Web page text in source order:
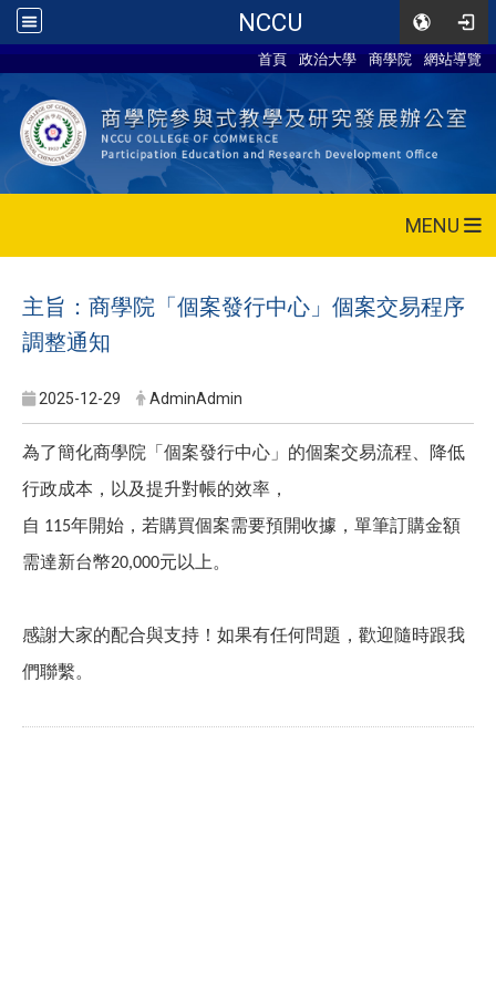
NCCU
首頁 政治大學 商學院 網站導覽
MENU
主旨：商學院「個案發行中心」個案交易程序
調整通知
2025-12-29 AdminAdmin
為了簡化商學院「個案發行中心」的個案交易流程、降低
行政成本，以及提升對帳的效率，
自 115年開始，若購買個案需要預開收據，單筆訂購金額
需達新台幣20,000元以上。
感謝大家的配合與支持！如果有任何問題，歡迎隨時跟我
們聯繫。